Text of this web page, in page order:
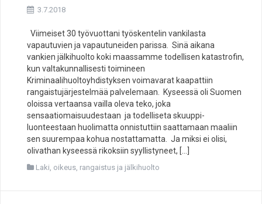
3.7.2018
Viimeiset 30 työvuottani työskentelin vankilasta
vapautuvien ja vapautuneiden parissa. Sinä aikana
vankien jälkihuolto koki maassamme todellisen katastrofin,
kun valtakunnallisesti toimineen
Kriminaalihuoltoyhdistyksen voimavarat kaapattiin
rangaistujärjestelmää palvelemaan. Kyseessä oli Suomen
oloissa vertaansa vailla oleva teko, joka
sensaatiomaisuudestaan ja todelliseta skuuppi-
luonteestaan huolimatta onnistuttiin saattamaan maaliin
sen suurempaa kohua nostattamatta. Ja miksi ei olisi,
olivathan kyseessä rikoksiin syyllistyneet, […]
Laki, oikeus, rangaistus ja jälkihuolto